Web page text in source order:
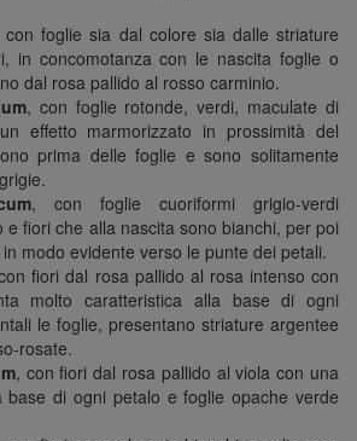
con foglie sia dal colore sia dalle striature
in concomotanza con le nascita foglie o
dal rosa pallido al rosso carminio.
, con foglie rotonde, verdi, maculate di
effetto marmorizzato in prossimità del
prima delle foglie e sono solitamente
, con foglie cuoriformi grigio-verdi
e fiori che alla nascita sono bianchi, per poi
modo evidente verso le punte dei petali.
fiori dal rosa pallido al rosa intenso con
molto caratteristica alla base di ogni
le foglie, presentano striature argentee
rosate.
, con fiori dal rosa pallido al viola con una
base di ogni petalo e foglie opache verde